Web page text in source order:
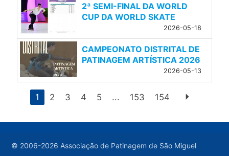
2ª SEMI-FINAL DA WORLD
CUP DA WORLD SKATE
2026-05-18
CAMPEONATO DISTRITAL DE
PATINAGEM ARTÍSTICA 2026
2026-05-13
1 2 3 4 5 ... 153 154 arrow_right
© 2006-2026 Associação de Patinagem de São Miguel